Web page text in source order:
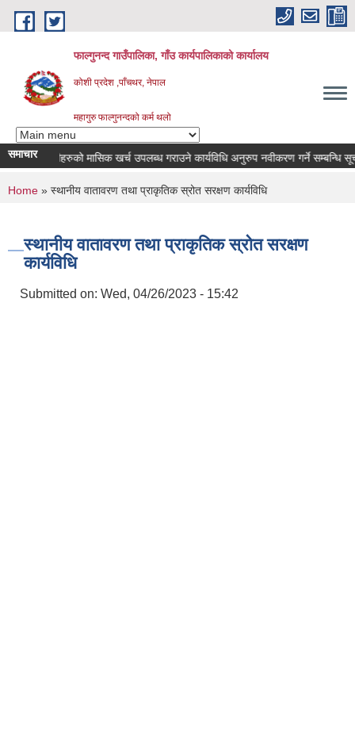
Skip to main content
फाल्गुनन्द गाउँपालिका, गाँउ कार्यपालिकाको कार्यालय
कोशी प्रदेश ,पाँचथर, नेपाल
महागुरु फाल्गुनन्दको कर्म थलो
समाचारविरामीहरुको मासिक खर्च उपलब्ध गराउने कार्यविधि अनुरुप नवीकरण गर्ने सम्बन्धि सूचना |
You are here
Home » स्थानीय वातावरण तथा प्राकृतिक स्रोत सरक्षण कार्यविधि
स्थानीय वातावरण तथा प्राकृतिक स्रोत सरक्षण
कार्यविधि
Submitted on: Wed, 04/26/2023 - 15:42